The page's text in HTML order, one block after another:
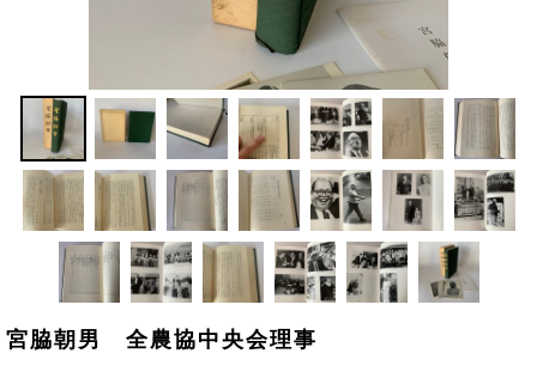
宮脇朝男 全農協中央会理事